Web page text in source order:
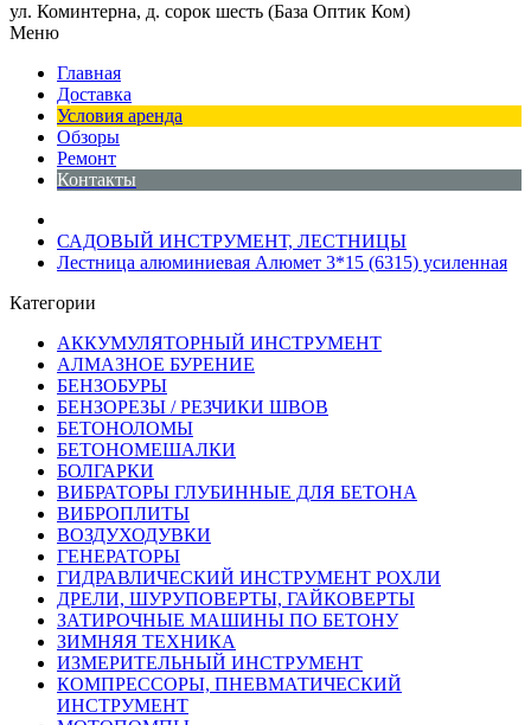
ул. Коминтерна, д. сорок шесть (База Оптик Ком)
Меню
Главная
Доставка
Условия аренда
Обзоры
Ремонт
Контакты
САДОВЫЙ ИНСТРУМЕНТ, ЛЕСТНИЦЫ
Лестница алюминиевая Алюмет 3*15 (6315) усиленная
Категории
АККУМУЛЯТОРНЫЙ ИНСТРУМЕНТ
АЛМАЗНОЕ БУРЕНИЕ
БЕНЗОБУРЫ
БЕНЗОРЕЗЫ / РЕЗЧИКИ ШВОВ
БЕТОНОЛОМЫ
БЕТОНОМЕШАЛКИ
БОЛГАРКИ
ВИБРАТОРЫ ГЛУБИННЫЕ ДЛЯ БЕТОНА
ВИБРОПЛИТЫ
ВОЗДУХОДУВКИ
ГЕНЕРАТОРЫ
ГИДРАВЛИЧЕСКИЙ ИНСТРУМЕНТ РОХЛИ
ДРЕЛИ, ШУРУПОВЕРТЫ, ГАЙКОВЕРТЫ
ЗАТИРОЧНЫЕ МАШИНЫ ПО БЕТОНУ
ЗИМНЯЯ ТЕХНИКА
ИЗМЕРИТЕЛЬНЫЙ ИНСТРУМЕНТ
КОМПРЕССОРЫ, ПНЕВМАТИЧЕСКИЙ
ИНСТРУМЕНТ